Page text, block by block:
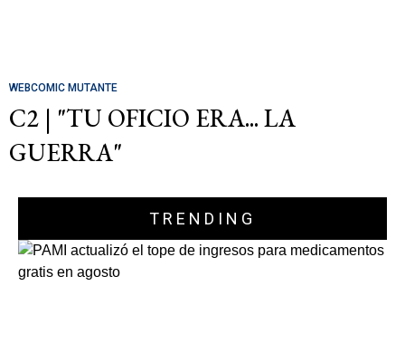
WEBCOMIC MUTANTE
C2 | "TU OFICIO ERA... LA
GUERRA"
TRENDING